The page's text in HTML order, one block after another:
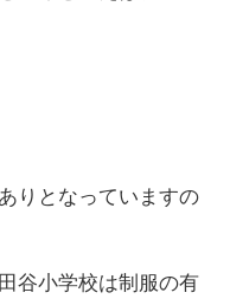
りとなっていますの
谷小学校は制服の有